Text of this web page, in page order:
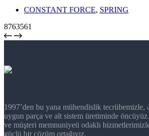
CONSTANT FORCE, SPRING
8763561
1997’den bu yana mühendislik tecrübemizle,
uygun parça ve alt sistem üretiminde
ve müşteri memnuniyeti odaklı
güçlü bir çözüm ortağıyız.